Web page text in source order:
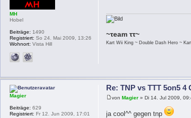
~τeam ττ~
Kart Wii King ~ Double Dash Hero ~
MH
Hobel
Beiträge: 1490
Registriert: So 24. Mai 2009, 13:26
Wohnort: Vista Hill
Re: TNP vs TTT 5on5 4
vonMagier » Di 14. Jul 2009,
ja cool^^ gegen tnp
Magier
Beiträge: 629
Registriert: Fr 12. Jun 2009, 17:01